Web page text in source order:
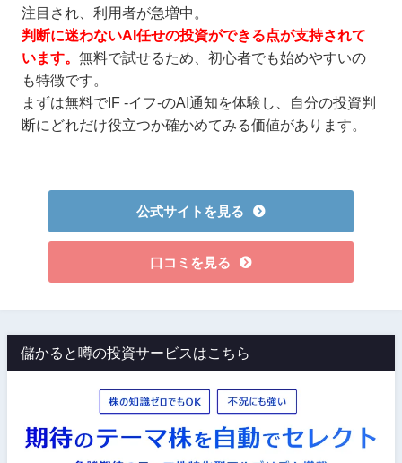
注目され、利用者が急増中。
判断に迷わないAI任せの投資ができる点が支持されて
います。無料で試せるため、初心者でも始めやすいの
も特徴です。
まずは無料でIF -イフ-のAI通知を体験し、自分の投資判
断にどれだけ役立つか確かめてみる価値があります。
公式サイトを見る
口コミを見る
儲かると噂の投資サービスはこちら